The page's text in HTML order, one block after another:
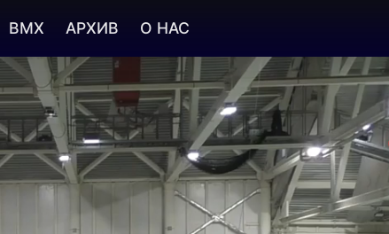
BMX АРХИВ О НАС